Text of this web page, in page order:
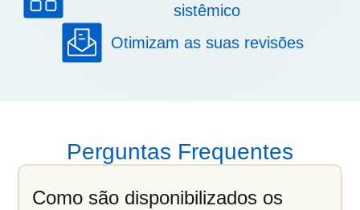
sistêmico
Otimizam as suas revisões
Perguntas Frequentes
Como são disponibilizados os